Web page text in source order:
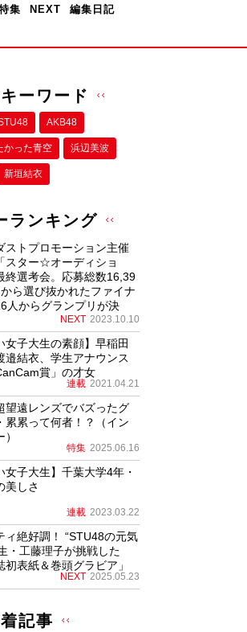
集 NEXT 編集日記
ーワード
AKB48
かった⻘空 浜辺美波
新垣結衣
ランキング
ストプロモーション主催
スター☆オーディショ
終選考会。応募総数16,39
ら選び抜かれたファイナ
人からグランプリが決
NEXT 2023.10.10
女子大生の素顔】早稲田
邉結衣、学生アナウンス
賞」の才女
連載 2021.04.21
望遠レンズでバズったグ
累累って何者！？（イン
特集 2025.06.16
女子大生】千葉大学4年・
美しさ
連載 2023.03.22
ィ絶好調！ “STU48の元気
・工藤理子が挑戦した
初表紙＆巻頭グラビア」
NEXT 2025.05.23
記事